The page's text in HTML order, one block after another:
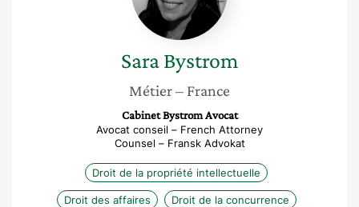
Sara Bystrom
Métier– France
Cabinet Bystrom Avocat
Avocat conseil – French Attorney
Counsel – Fransk Advokat
Droit de la propriété intellectuelle
Droit des affaires Droit de la concurrence